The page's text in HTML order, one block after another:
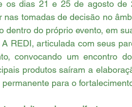
os dias 21 e 25 de agosto de
nas tomadas de decisão no
dentro do próprio evento, em
o
convocando um encontro
produtos saíram a
permanente para o